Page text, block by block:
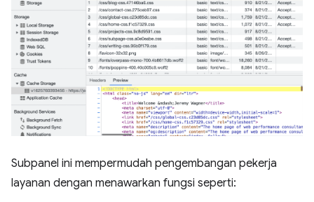
Subpanel ini mempermudah pengembangan pekerja
layanan dengan menawarkan fungsi seperti: